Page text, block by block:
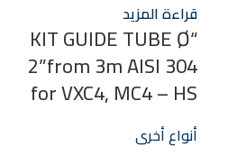
قراءة المزيد
“KIT GUIDE TUBE Ø
2”from 3m AISI 304
for VXC4, MC4 – HS
أنواع أخرى